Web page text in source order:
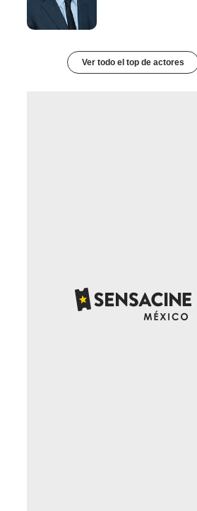
Ver todo el top de actores